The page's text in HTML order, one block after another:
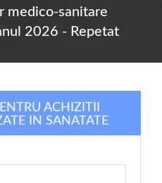
medico-sanitare
2026 - Repetat
ACHIZITII
IN SANATATE